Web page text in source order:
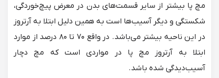
مچ پا بیشتر از سایر قسمت‌های بدن در معرض پیچ‌خوردگی،
شکستگی و دیگر آسیب‌ها است به همین دلیل ابتلا به آرتروز
در این ناحیه بیشتر می‌باشد. در واقع ۷۰ تا ۸۰ درصد از موارد
ابتلا به آرتروز مچ پا در مواردی است که مچ دچار
آسیب‌دیدگی شده باشد.